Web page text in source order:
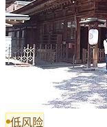
低风险